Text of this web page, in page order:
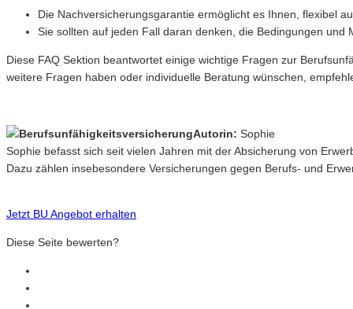
Die Nachversicherungsgarantie ermöglicht es Ihnen, flexibel
Sie sollten auf jeden Fall daran denken, die Bedingungen
Diese FAQ Sektion beantwortet einige wichtige Fragen zur
weitere Fragen haben oder individuelle Beratung wünschen,
Autorin: Sophie
Sophie befasst sich seit vielen Jahren mit der Absicherung von
Dazu zählen insebesondere Versicherungen gegen Berufs- und
Jetzt BU Angebot erhalten
Diese Seite bewerten?